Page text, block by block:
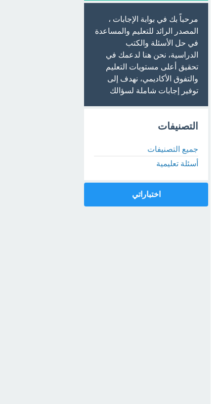
مرحباً بك في بوابة الإجابات ،
المصدر الرائد للتعليم والمساعدة
في حل الأسئلة والكتب
الدراسية، نحن هنا لدعمك في
تحقيق أعلى مستويات التعليم
والتفوق الأكاديمي، نهدف إلى
توفير إجابات شاملة لسؤالك
التصنيفات
جميع التصنيفات
أسئلة تعليمية
اختباراتي